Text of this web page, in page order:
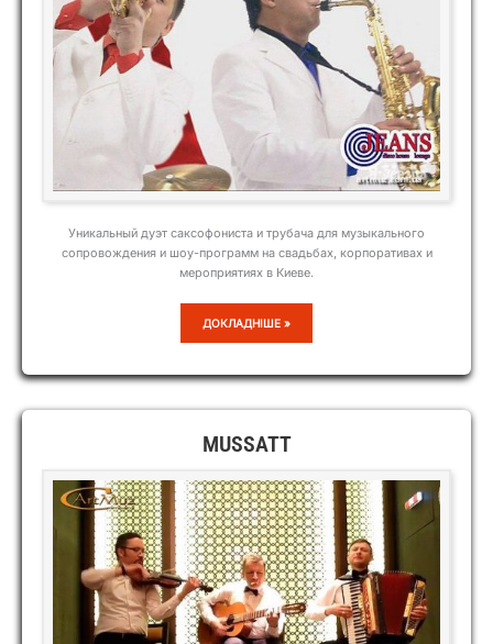
Уникальный дуэт саксофониста и трубача для музыкального
сопровождения и шоу-программ на свадьбах, корпоративах и
мероприятиях в Киеве.
ДУЭТ
ДОКЛАДНІШЕ »
MUSSATT